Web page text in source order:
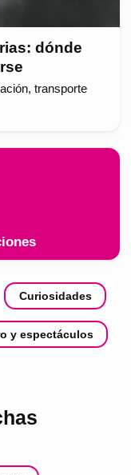
dónde
transporte
Curiosidades
y espectáculos